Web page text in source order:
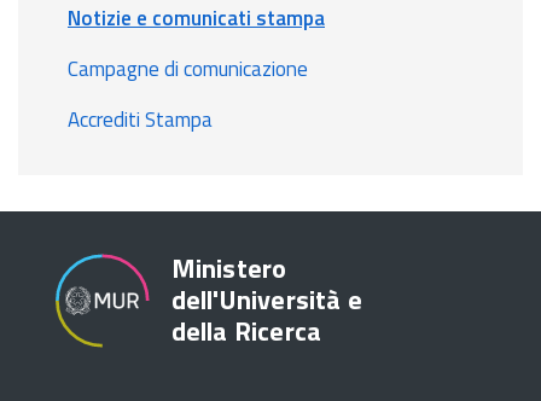
Notizie e comunicati stampa
Campagne di comunicazione
Accrediti Stampa
Ministero
dell'Università e
della Ricerca